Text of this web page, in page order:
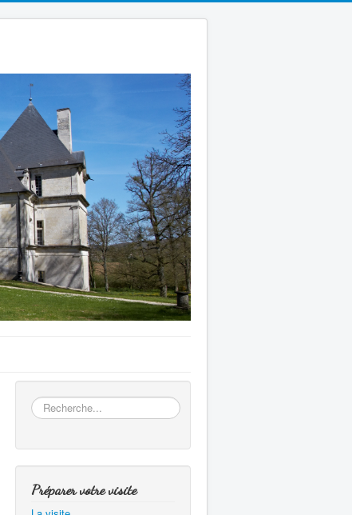
Rechercher
Préparer votre visite